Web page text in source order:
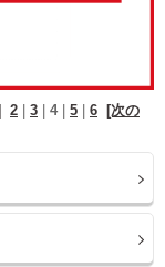
2 3 4| 5 6
[次の